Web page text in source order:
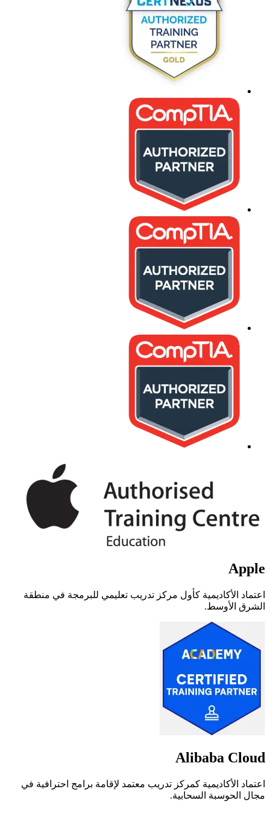
Apple
اعتماد الأكاديمية كأول مركز تدريب تعليمي للبرمجة في منطقة
الشرق الأوسط.
Alibaba Cloud
اعتماد الأكاديمية كمركز تدريب معتمد لإقامة برامج احترافية في
مجال الحوسبة السحابية.